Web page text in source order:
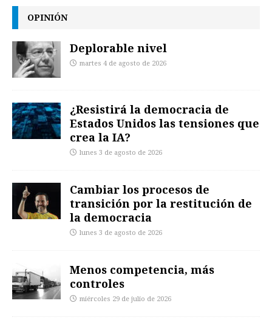
OPINIÓN
Deplorable nivel
martes 4 de agosto de 2026
¿Resistirá la democracia de
Estados Unidos las tensiones que
crea la IA?
lunes 3 de agosto de 2026
Cambiar los procesos de
transición por la restitución de
la democracia
lunes 3 de agosto de 2026
Menos competencia, más
controles
miércoles 29 de julio de 2026